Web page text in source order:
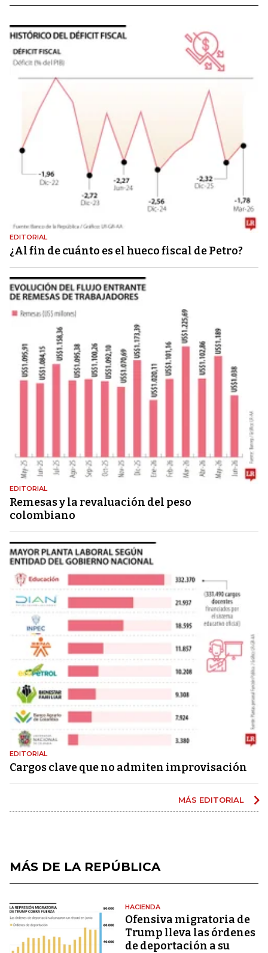
EDITORIAL
¿Al fin de cuánto es el hueco fiscal de Petro?
EDITORIAL
Remesas y la revaluación del peso
colombiano
EDITORIAL
Cargos clave que no admiten improvisación
MÁS EDITORIAL
MÁS DE LA REPÚBLICA
HACIENDA
Ofensiva migratoria de
Trump lleva las órdenes
de deportación a su